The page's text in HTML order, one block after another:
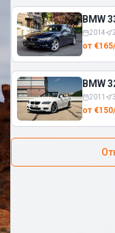
BMW
2014
от €165/
BMW
2011
от €150/